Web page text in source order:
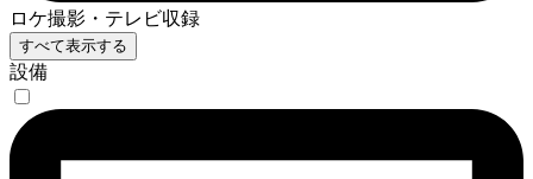
ロケ撮影・テレビ収録
すべて表示する
設備